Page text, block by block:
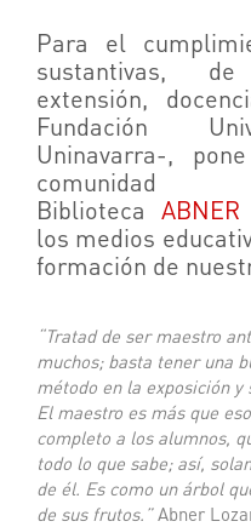
Para el
sustantivas,
extensión,
Fundación
Uninavarra-,
comunidad
Biblioteca ABNER
los medios
formación de
“Tratad de ser maestro
muchos; basta tener una
método en la exposición
El maestro es más que
completo a los alumnos,
todo lo que sabe; así,
de él. Es como un árbol
de sus frutos.”Abner